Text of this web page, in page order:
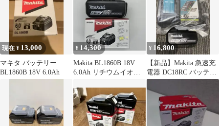
DC18RF 純正 正規販売
店 高容量 急速充電対応
電動工具用 国内流通品
現在 ¥ 13,000
マキタ バッテリー
BL1860B 18V 6.0Ah
¥ 14,300
Makita BL1860B 18V
6.0Ah リチウムイオン
¥ 16,800
【新品】Makita 急速充
電器 DC18RC バッテリ
ー BL1860Bセット